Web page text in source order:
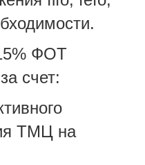
ФОТ
счет:
ТМЦ на